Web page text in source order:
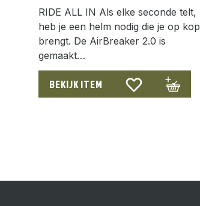
RIDE ALL IN Als elke seconde telt,
heb je een helm nodig die je op kop
brengt. De AirBreaker 2.0 is
gemaakt…
BEKIJK ITEM